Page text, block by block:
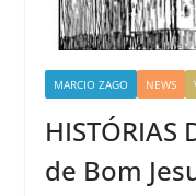
MARCIO ZAGO NEWS
HISTÓRIAS
de Bom